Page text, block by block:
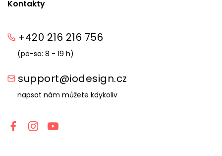
Kontakty
+420 216 216 756
(po-so: 8 - 19 h)
support@iodesign.cz
napsat nám můžete kdykoliv